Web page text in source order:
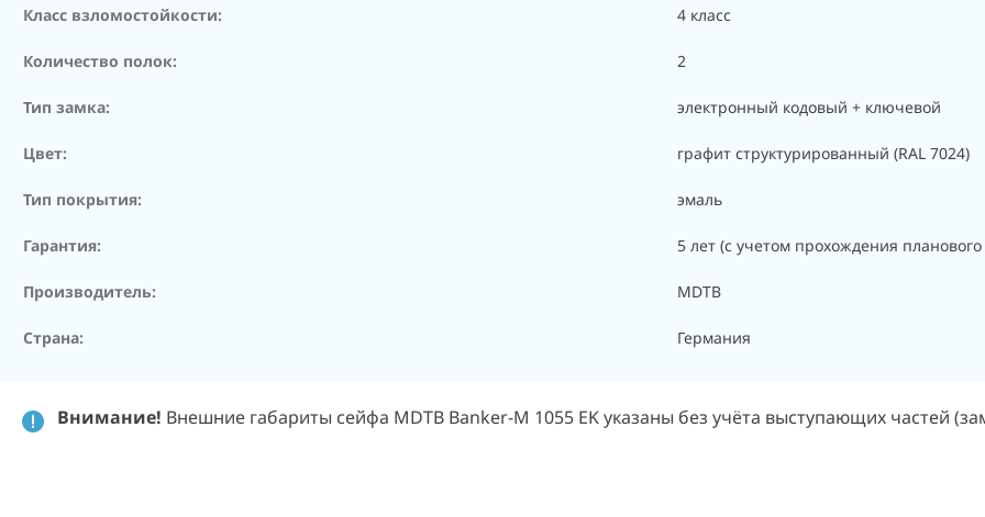
Класс взломостойкости: 4 класс
Количество полок: 2
Тип замка: электронный кодовый + ключевой
Цвет: графит структурированный (RAL 7024)
Тип покрытия: эмаль
Гарантия: 5 лет (с учетом прохождения
Производитель: MDTB
Страна: Германия
Внимание! Внешние габариты сейфа MDTB Banker-M 1055 EK указаны без учёта выступающих частей